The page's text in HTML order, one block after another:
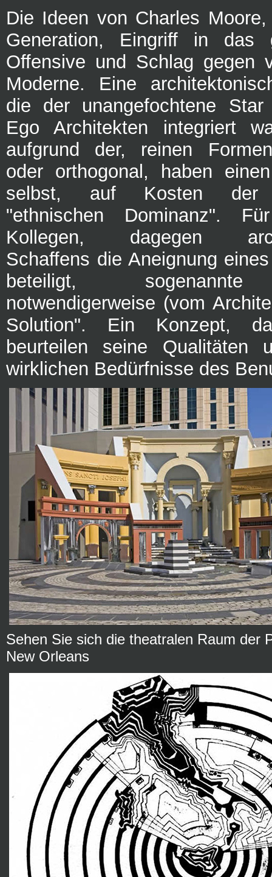
Die Ideen von Charles
Generation, Eingriff in das
Offensive und Schlag gegen
Moderne. Eine
die der unangefochtene
Ego Architekten integriert
aufgrund der, reinen
oder orthogonal, haben
selbst, auf Kosten der
"ethnischen Dominanz".
Kollegen, dagegen
Schaffens die Aneignung
beteiligt, sogenannte
notwendigerweise (vom
Solution". Ein Konzept,
beurteilen seine Qualitäten
wirklichen Bedürfnisse des
Sehen Sie sich die theatralen Raum der
New Orleans